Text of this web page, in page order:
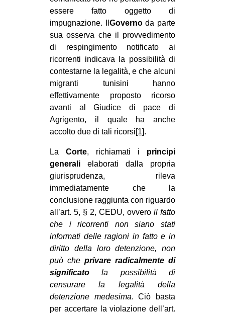
essere fatto oggetto di
impugnazione. Il Governoda parte
sua osserva che il provvedimento
di respingimento notificato ai
ricorrenti indicava la possibilità di
contestarne la legalità, e che alcuni
migranti tunisini hanno
effettivamente proposto ricorso
avanti al Giudice di pace di
Agrigento, il quale ha anche
accolto due di tali ricorsi[1].
La Corte, richiamati i principi
generali elaborati dalla propria
giurisprudenza, rileva
immediatamente che la
conclusione raggiunta con riguardo
all’art. 5, § 2, CEDU, ovvero il fatto
che i ricorrenti non siano stati
informati delle ragioni in fatto e in
diritto della loro detenzione, non
può che privare radicalmente di
significato la possibilità di
censurare la legalità della
detenzione medesima. Ciò basta
per accertare la violazione dell’art.